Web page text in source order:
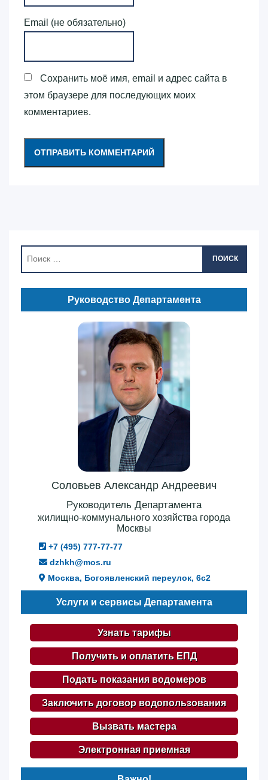
Email (не обязательно)
Сохранить моё имя, email и адрес сайта в
этом браузере для последующих моих
комментариев.
ПОИСК
Руководство Департамента
Соловьев Александр Андреевич
Руководитель Департамента
жилищно-коммунального хозяйства города
Москвы
+7 (495) 777-77-77
dzhkh@mos.ru
Москва, Богоявленский переулок, 6с2
Услуги и сервисы Департамента
Узнать тарифы
Получить и оплатить ЕПД
Подать показания водомеров
Заключить договор водопользования
Вызвать мастера
Электронная приемная